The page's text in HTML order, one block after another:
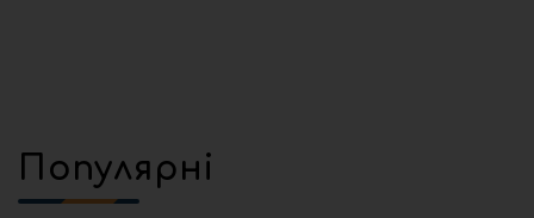
Популярні